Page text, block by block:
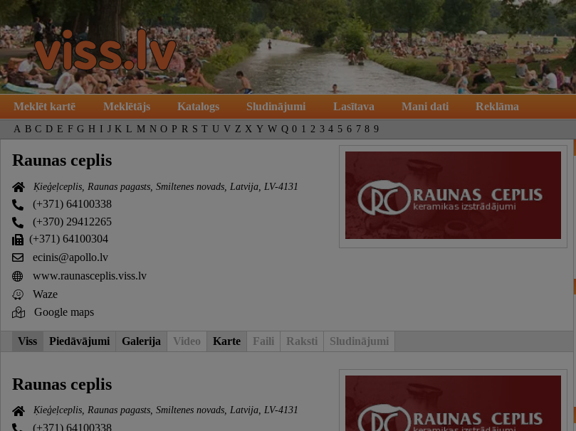
Meklēt kartē Meklētājs Katalogs Sludinājumi Lasītava Mani dati Reklāma
A B C D E F G H I J K L M N O P R S T U V Z X Y W Q 0 1 2 3 4 5 6 7 8 9
Raunas ceplis
Ķieģeļceplis, Raunas pagasts, Smiltenes novads, Latvija, LV-4131
(+371) 64100338
(+370) 29412265
(+371) 64100304
ecinis@apollo.lv
www.raunasceplis.viss.lv
Waze
Google maps
Viss Piedāvājumi Galerija Video Karte Faili Raksti Sludinājumi
Raunas ceplis
Ķieģeļceplis, Raunas pagasts, Smiltenes novads, Latvija, LV-4131
(+371) 64100338